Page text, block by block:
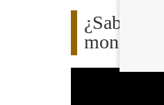
¿Sabías
monedas